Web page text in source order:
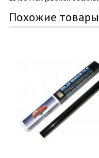
Похожие товары